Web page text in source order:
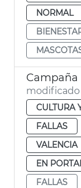
NORMAL
modificado
CULTURA
FALLAS
VALENCIA
EN
FALLAS